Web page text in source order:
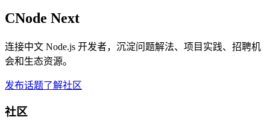
CNode Next
连接中文 Node.js 开发者，沉淀问题解法、项目实践、招聘机
会和生态资源。
发布话题了解社区
社区